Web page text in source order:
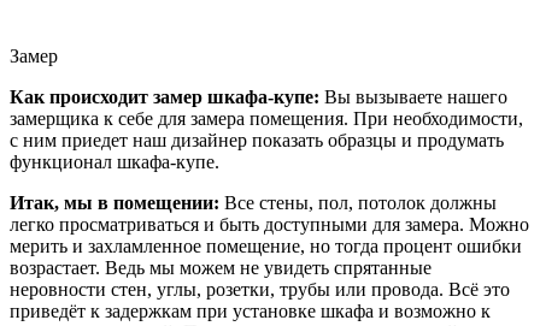
Замер
Как происходит замер шкафа-купе: Вы вызываете нашего
замерщика к себе для замера помещения. При необходимости,
с ним приедет наш дизайнер показать образцы и продумать
функционал шкафа-купе.
Итак, мы в помещении: Все стены, пол, потолок должны
легко просматриваться и быть доступными для замера. Можно
мерить и захламленное помещение, но тогда процент ошибки
возрастает. Ведь мы можем не увидеть спрятанные
неровности стен, углы, розетки, трубы или провода. Всё это
приведёт к задержкам при установке шкафа и возможно к